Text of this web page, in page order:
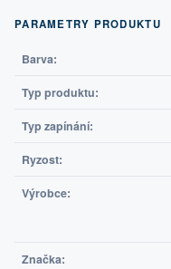
PARAMETRY PRODUKTU
Barva:
Typ produktu:
Typ zapínání:
Ryzost:
Výrobce:
Značka: